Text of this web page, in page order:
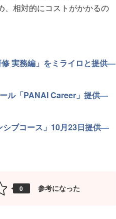
、相対的にコストがかかるの
実務編」をミライロと提供—
ル「PANAI Career」提供—
シブコース」10月23日提供—
0 参考になった